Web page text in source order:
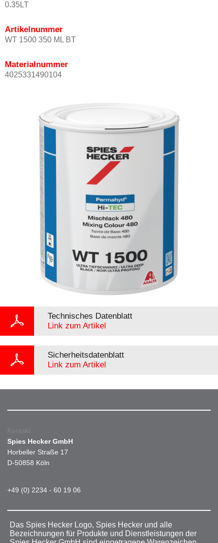
0.35LT
Artikelnummer
WT 1500 350 ML BT
Materialnummer
4025331490104
Technisches Datenblatt
Link zum Artikel
Sicherheitsdatenblatt
Link zum Artikel
Kontakt
Spies Hecker GmbH
Horbeller Straße 17
D-50858 Köln
+49 (0) 2234 - 60 19 06
Das Spies Hecker Logo, Spies Hecker und alle
Bezeichnungen für Produkte und Dienstleistungen der